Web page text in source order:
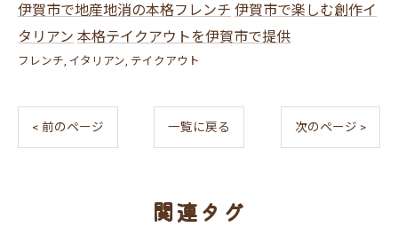
伊賀市で地産地消の本格フレンチ 伊賀市で楽しむ創作イ
タリアン 本格テイクアウトを伊賀市で提供
フレンチ イタリアン テイクアウト
< 前のページ 一覧に戻る 次のページ >
関連タグ